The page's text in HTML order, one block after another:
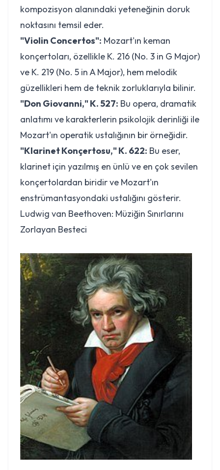
kompozisyon alanındaki yeteneğinin doruk
noktasını temsil eder.
"Violin Concertos": Mozart'ın keman
konçertoları, özellikle K. 216 (No. 3 in G Major)
ve K. 219 (No. 5 in A Major), hem melodik
güzellikleri hem de teknik zorluklarıyla bilinir.
"Don Giovanni," K. 527: Bu opera, dramatik
anlatımı ve karakterlerin psikolojik derinliği ile
Mozart'ın operatik ustalığının bir örneğidir.
"Klarinet Konçertosu," K. 622: Bu eser,
klarinet için yazılmış en ünlü ve en çok sevilen
konçertolardan biridir ve Mozart'ın
enstrümantasyondaki ustalığını gösterir.
Ludwig van Beethoven: Müziğin Sınırlarını
Zorlayan Besteci